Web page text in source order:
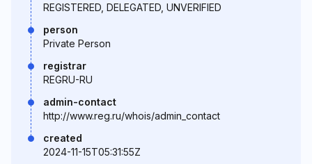
REGISTERED, DELEGATED, UNVERIFIED
person
Private Person
registrar
REGRU-RU
admin-contact
http://www.reg.ru/whois/admin_contact
created
2024-11-15T05:31:55Z